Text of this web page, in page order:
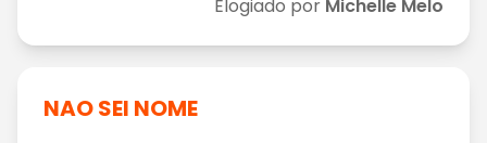
Elogiado por Michelle Melo
NAO SEI NOME